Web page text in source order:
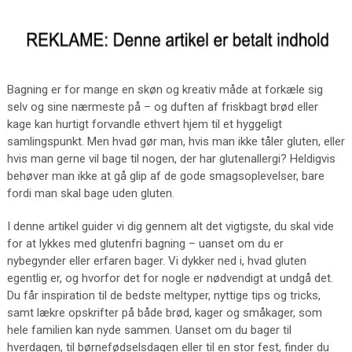
Bagning er for mange en skøn og kreativ måde at forkæle sig
selv og sine nærmeste på – og duften af friskbagt brød eller
kage kan hurtigt forvandle ethvert hjem til et hyggeligt
samlingspunkt. Men hvad gør man, hvis man ikke tåler gluten, eller
hvis man gerne vil bage til nogen, der har glutenallergi? Heldigvis
behøver man ikke at gå glip af de gode smagsoplevelser, bare
fordi man skal bage uden gluten.
I denne artikel guider vi dig gennem alt det vigtigste, du skal vide
for at lykkes med glutenfri bagning – uanset om du er
nybegynder eller erfaren bager. Vi dykker ned i, hvad gluten
egentlig er, og hvorfor det for nogle er nødvendigt at undgå det.
Du får inspiration til de bedste meltyper, nyttige tips og tricks,
samt lækre opskrifter på både brød, kager og småkager, som
hele familien kan nyde sammen. Uanset om du bager til
hverdagen, til børnefødselsdagen eller til en stor fest, finder du